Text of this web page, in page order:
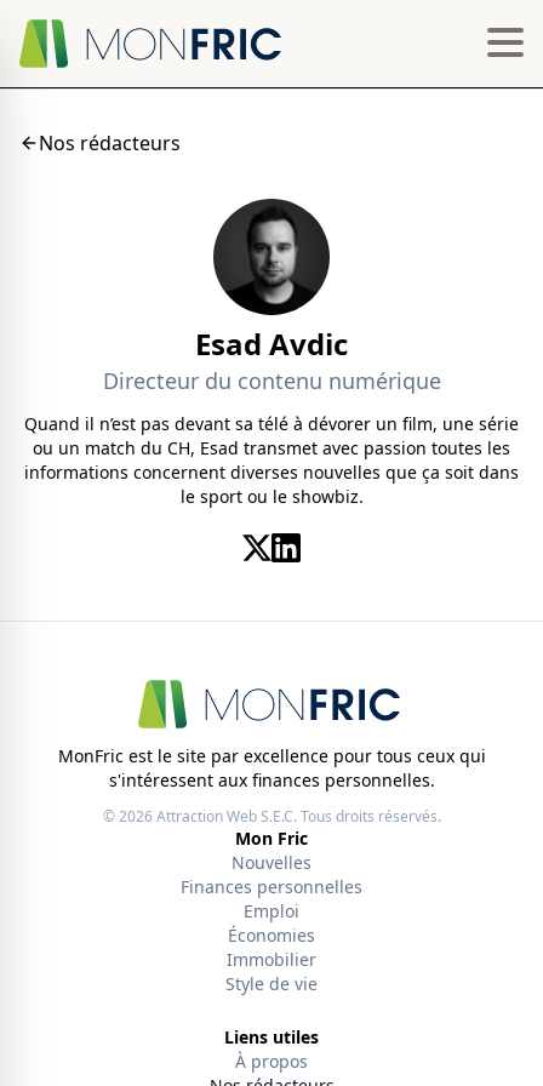
Nos rédacteurs
Esad Avdic
Directeur du contenu numérique
Quand il n’est pas devant sa télé à dévorer un film, une série
ou un match du CH, Esad transmet avec passion toutes les
informations concernent diverses nouvelles que ça soit dans
le sport ou le showbiz.
MonFric est le site par excellence pour tous ceux qui
s'intéressent aux finances personnelles.
© 2026Attraction Web S.E.C.Tous droits réservés.
Mon Fric
Nouvelles
Finances personnelles
Emploi
Économies
Immobilier
Style de vie
Liens utiles
À propos